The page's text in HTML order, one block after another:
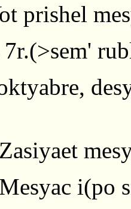
prishel
7r.(>sem'
i(po